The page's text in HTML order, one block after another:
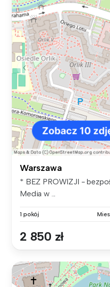
Warszawa
* BEZ PROWIZJI -
Media w ...
1 pokój
2 850 zł